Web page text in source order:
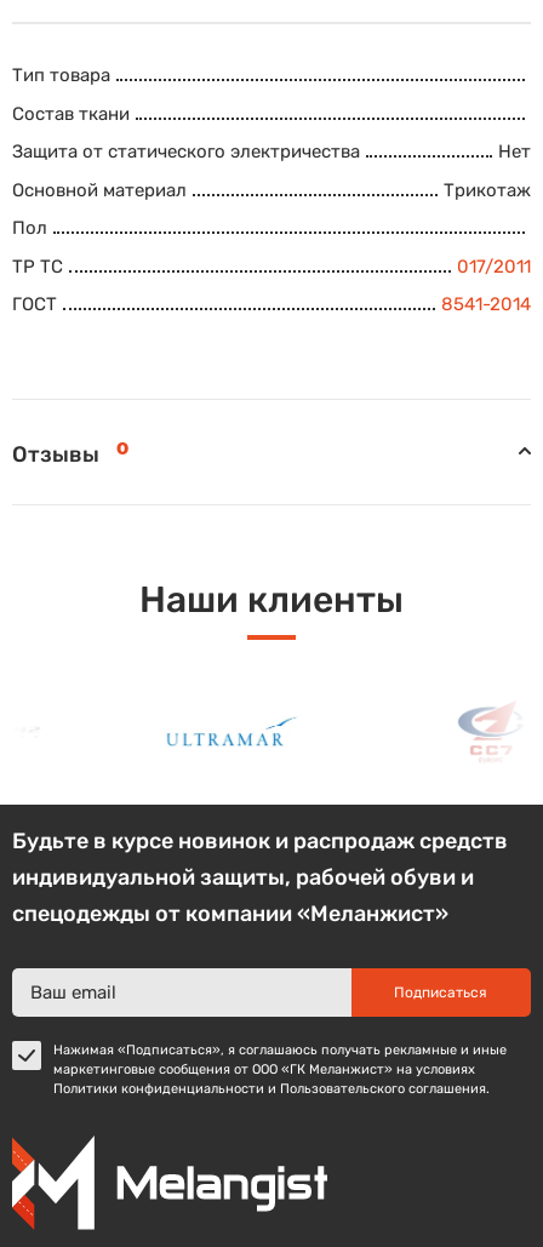
Тип товара
Состав ткани
Защита от статического электричества
Нет
Основной материал
Трикотаж
Пол
ТР ТС
017/2011
ГОСТ
8541-2014
Отзывы 0
Наши клиенты
Будьте в курсе новинок и распродаж средств
индивидуальной защиты, рабочей обуви и
спецодежды от компании «Меланжист»
Подписаться
Нажимая «Подписаться», я соглашаюсь получать рекламные и иные
маркетинговые сообщения от ООО «ГК Меланжист» на условиях
Политики конфиденциальности и Пользовательского соглашения.